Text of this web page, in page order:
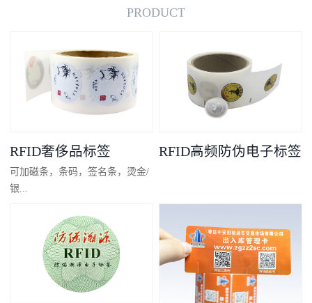
PRODUCT
RFID奢侈品标签
可加磁条，条码，签名条，烫金/
银...
凸码，金/银底
RFID高频防伪电子标签